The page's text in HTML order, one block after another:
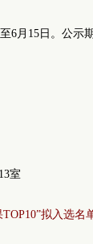
6月15日。公
室
拟入选名